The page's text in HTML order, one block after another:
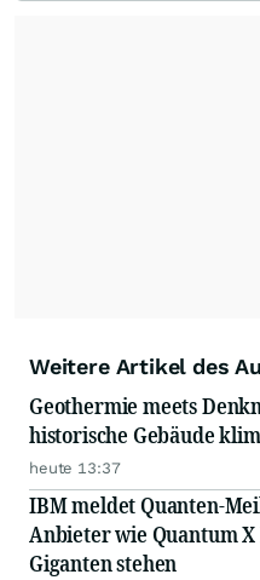
Weitere Artikel des
Geothermie meets
historische Gebäude
heute 13:37
IBM meldet Quanten-
Anbieter wie Quantum
Giganten stehen